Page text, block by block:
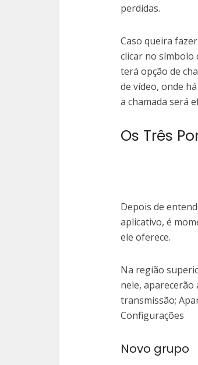
perdidas.
Caso queira
clicar no símbolo
terá opção de
de vídeo, onde
a chamada será
Os Três
Depois de
aplicativo, é
ele oferece.
Na região
nele, aparecerão
transmissão;
Configurações
Novo grupo